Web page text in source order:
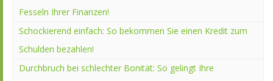
Fesseln Ihrer Finanzen!
Schockierend einfach: So bekommen Sie einen Kredit zum
Schulden bezahlen!
Durchbruch bei schlechter Bonität: So gelingt Ihre